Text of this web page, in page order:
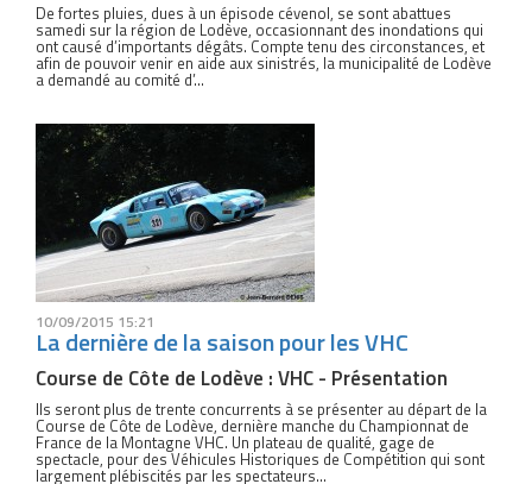
De fortes pluies, dues à un épisode cévenol, se sont abattues
samedi sur la région de Lodève, occasionnant des inondations qui
ont causé d’importants dégâts. Compte tenu des circonstances, et
afin de pouvoir venir en aide aux sinistrés, la municipalité de Lodève
a demandé au comité d’...
10/09/2015 15:21
La dernière de la saison pour les VHC
Course de Côte de Lodève : VHC - Présentation
Ils seront plus de trente concurrents à se présenter au départ de la
Course de Côte de Lodève, dernière manche du Championnat de
France de la Montagne VHC. Un plateau de qualité, gage de
spectacle, pour des Véhicules Historiques de Compétition qui sont
largement plébiscités par les spectateurs...